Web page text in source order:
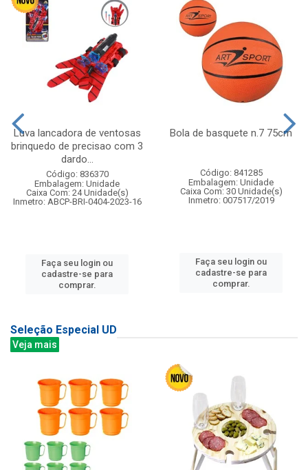
Luva lancadora de ventosas
brinquedo de precisao com 3
dardo...
Código: 836370
Embalagem: Unidade
Caixa Com: 24 Unidade(s)
Inmetro: ABCP-BRI-0404-2023-16
Faça seu login ou
cadastre-se para
comprar.
Bola de basquete n.7 75cm
Código: 841285
Embalagem: Unidade
Caixa Com: 30 Unidade(s)
Inmetro: 007517/2019
Faça seu login ou
cadastre-se para
comprar.
Seleção Especial UD
Veja mais